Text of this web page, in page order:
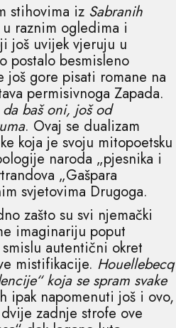
iz Sabranih
raznim ogledima i
još uvijek vjeruju u
postalo besmisleno
još gore pisati romane na
permisivnoga Zapada.
baš oni, još od
. Ovaj se dualizam
koja je svoju mitopoetsku
naroda „pjesnika i
„Gašpara
svjetovima Drugoga.
zašto su svi njemački
imaginariju poput
autentični okret
mistifikacije. Houellebecq
koja se spram svake
ipak napomenuti još i ovo,
zadnje strofe ove